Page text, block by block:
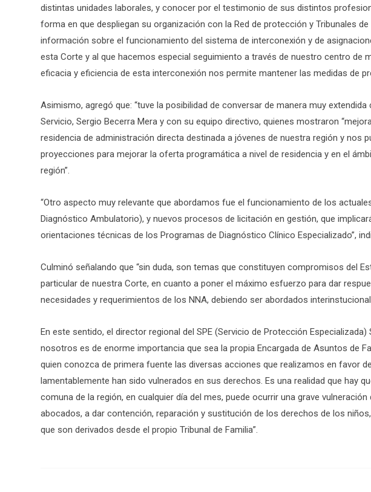
distintas unidades laborales, y conocer por el testimonio de sus distintos
forma en que despliegan su organización con la Red de protección y Tribunales
información sobre el funcionamiento del sistema de interconexión y de
esta Corte y al que hacemos especial seguimiento a través de nuestro centro de
eficacia y eficiencia de esta interconexión nos permite mantener las medidas de
Asimismo, agregó que: “tuve la posibilidad de conversar de manera muy
Servicio, Sergio Becerra Mera y con su equipo directivo, quienes mostraron
residencia de administración directa destinada a jóvenes de nuestra región y nos
proyecciones para mejorar la oferta programática a nivel de residencia y en el
región”.
“Otro aspecto muy relevante que abordamos fue el funcionamiento de los
Diagnóstico Ambulatorio), y nuevos procesos de licitación en gestión, que
orientaciones técnicas de los Programas de Diagnóstico Clínico Especializado”,
Culminó señalando que “sin duda, son temas que constituyen compromisos del
particular de nuestra Corte, en cuanto a poner el máximo esfuerzo para dar
necesidades y requerimientos de los NNA, debiendo ser abordados
En este sentido, el director regional del SPE (Servicio de Protección Especializada)
nosotros es de enorme importancia que sea la propia Encargada de Asuntos de
quien conozca de primera fuente las diversas acciones que realizamos en favor
lamentablemente han sido vulnerados en sus derechos. Es una realidad que hay
comuna de la región, en cualquier día del mes, puede ocurrir una grave
abocados, a dar contención, reparación y sustitución de los derechos de los
que son derivados desde el propio Tribunal de Familia”.